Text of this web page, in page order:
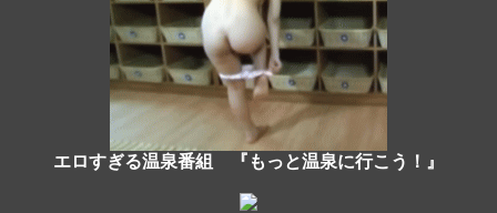
エロすぎる温泉番組 『もっと温泉に行こう！』